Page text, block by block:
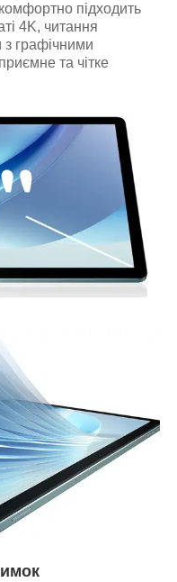
підходить
4K, читання
з графічними
та чітке